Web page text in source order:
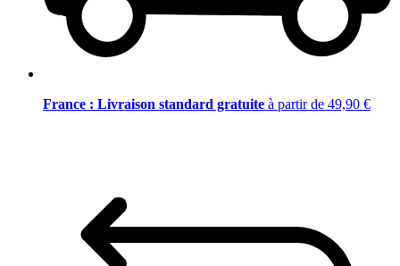
France : Livraison standard gratuite à partir de 49,90 €